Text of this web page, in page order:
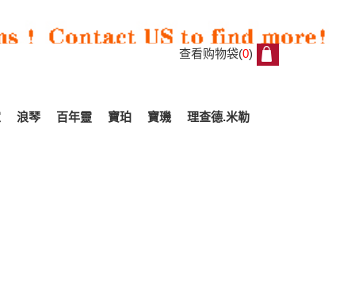
查看购物袋(0)
浪琴 百年靈 寶珀 寶璣 理查德.米勒